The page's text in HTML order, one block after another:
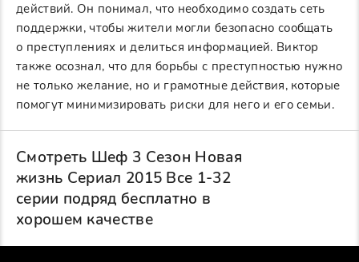
действий. Он понимал, что необходимо создать сеть
поддержки, чтобы жители могли безопасно сообщать
о преступлениях и делиться информацией. Виктор
также осознал, что для борьбы с преступностью нужно
не только желание, но и грамотные действия, которые
помогут минимизировать риски для него и его семьи.
Смотреть Шеф 3 Сезон Новая
жизнь Сериал 2015 Все 1-32
серии подряд бесплатно в
хорошем качестве